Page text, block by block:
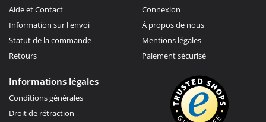
Aide et Contact
Information sur l'envoi
Statut de la commande
Retours
Connexion
À propos de nous
Mentions légales
Paiement sécurisé
Informations légales
Conditions générales
Droit de rétraction